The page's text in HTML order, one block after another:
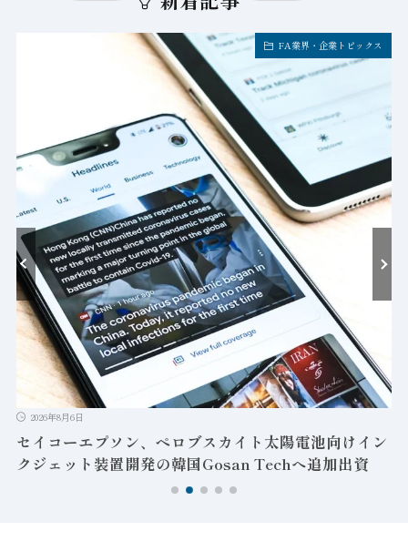
FA業界・企業トピックス
2026年8月6日
セイコーエプソン、ペロブスカイト太陽電池向けイン
クジェット装置開発の韓国Gosan Techへ追加出資